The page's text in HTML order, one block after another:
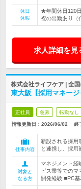
休日
休暇
★年間休日120
祝の出勤あり（
求人詳細を見
株式会社ライフケア | 全
東大阪【採用マネー
正社員 急募 転勤なし
情報更新日：2026/06/02 終
仕事内容
新設される採用
と連携し、採用
対象と
なる方
マネジメント経
ビス業等でのマ
開発経験 ■PC